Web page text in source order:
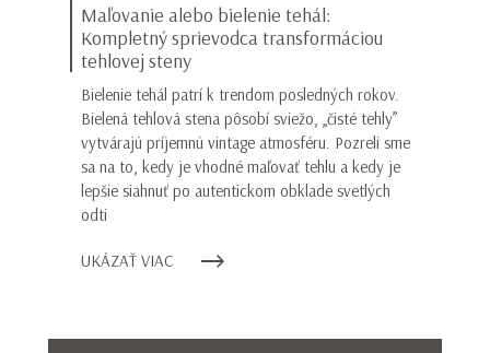
Maľovanie alebo bielenie tehál:
Kompletný sprievodca transformáciou
tehlovej steny
Bielenie tehál patrí k trendom posledných rokov.
Bielená tehlová stena pôsobí sviežo, „čisté tehly”
vytvárajú príjemnú vintage atmosféru. Pozreli sme
sa na to, kedy je vhodné maľovať tehlu a kedy je
lepšie siahnuť po autentickom obklade svetlých
odti
UKÁZAŤ VIAC